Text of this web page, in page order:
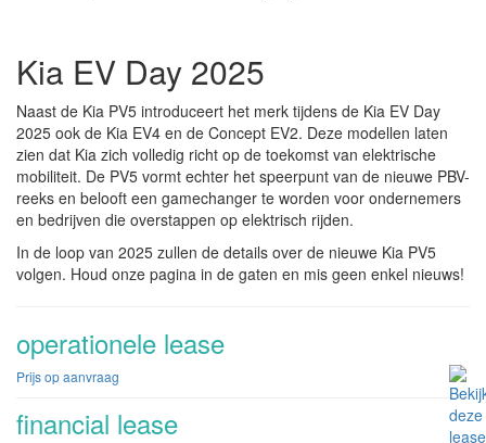
Kia EV Day 2025
Naast de Kia PV5 introduceert het merk tijdens de Kia EV Day
2025 ook de Kia EV4 en de Concept EV2. Deze modellen laten
zien dat Kia zich volledig richt op de toekomst van elektrische
mobiliteit. De PV5 vormt echter het speerpunt van de nieuwe PBV-
reeks en belooft een gamechanger te worden voor ondernemers
en bedrijven die overstappen op elektrisch rijden.
In de loop van 2025 zullen de details over de nieuwe Kia PV5
volgen. Houd onze pagina in de gaten en mis geen enkel nieuws!
operationele lease
Prijs op aanvraag
financial lease